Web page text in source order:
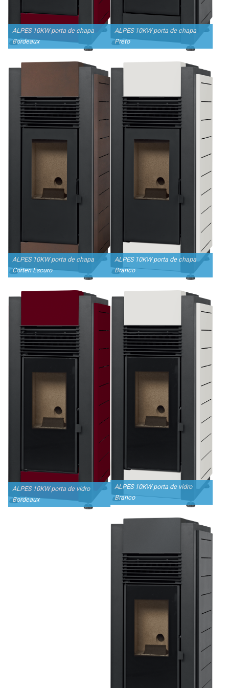
Assistência Técnica
Centro de Formação
Gabinete de Engenharia
As Nossas Dicas
Novidades
ALPES 10KW porta de chapa
Bordeaux
ALPES 10KW porta de chapa
Preto
ALPES 10KW porta de chapa
Corten Escuro
ALPES 10KW porta de chapa
Branco
ALPES 10KW porta de vidro
Bordeaux
ALPES 10KW porta de vidro
Branco